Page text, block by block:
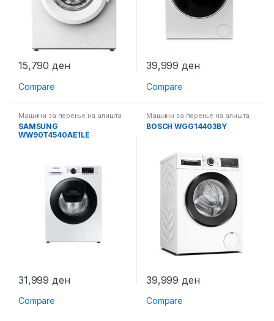
15,790ден
Compare
39,999ден
Compare
Машини за перење на алишта
SAMSUNG
WW90T4540AE1LE
31,999 ден
Compare
Машини за перење на алишта
BOSCH WGG14403BY
39,999 ден
Compare